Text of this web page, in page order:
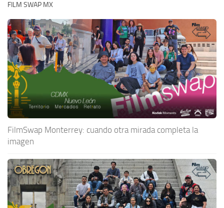
FILM SWAP MX
FilmSwap Monterrey: cuando otra mirada completa la
imagen